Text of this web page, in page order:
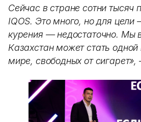
Сейчас в стране сотни тысяч
IQOS. Это много, но для цели
курения — недостаточно. Мы
Казахстан может стать одной
мире, свободных от сигарет»,